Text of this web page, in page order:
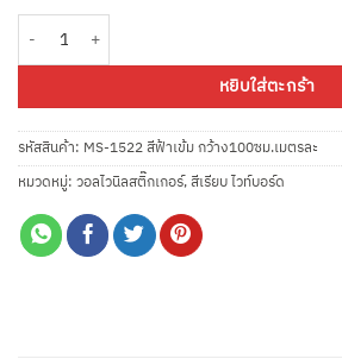
หยิบใส่ตะกร้า
รหัสสินค้า: MS-1522 สีฟ้าเข้ม กว้าง100ซม.เมตรละ
หมวดหมู่: วอลไวนิลสติ๊กเกอร์,สีเรียบ ไวท์บอร์ด